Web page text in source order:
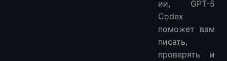
ии, GPT-5
Codex
поможет вам
писать,
проверять и